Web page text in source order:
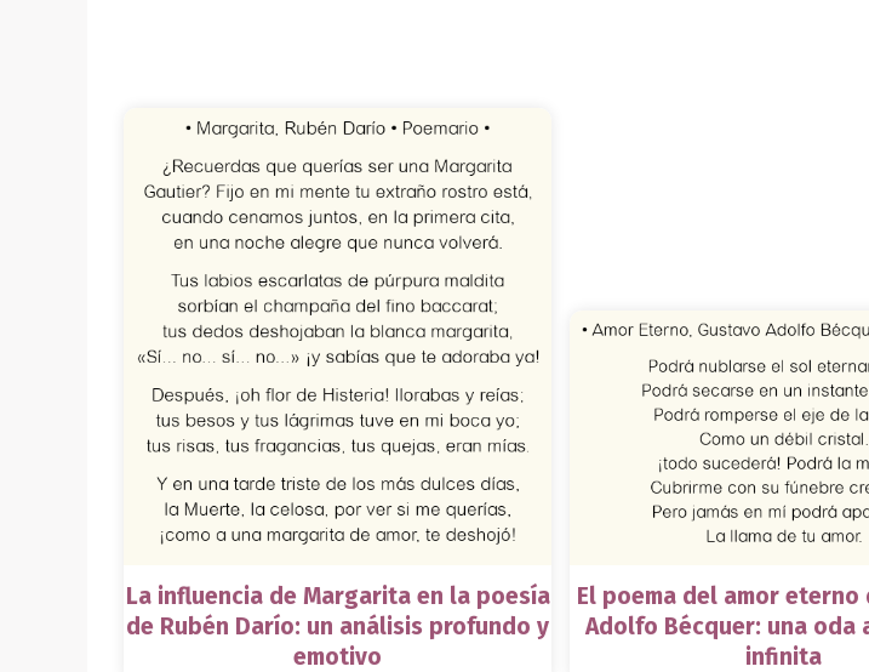
La influencia de Margarita en la poesía
de Rubén Darío: un análisis profundo y
emotivo
El poema del amor eterno
Adolfo Bécquer: una oda
infinita